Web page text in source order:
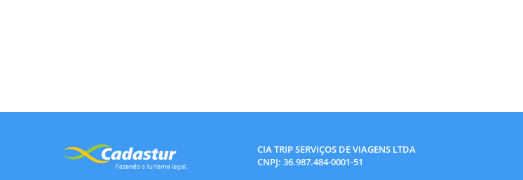
CIA TRIP SERVIÇOS DE VIAGENS LTDA
CNPJ: 36.987.484-0001-51